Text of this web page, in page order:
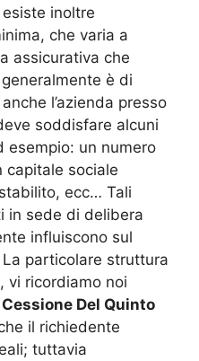
inoltre
che varia a
assicurativa che
è di
l’azienda presso
soddisfare alcuni
esempio: un numero
capitale sociale
ecc… Tali
in sede di delibera
influiscono sul
particolare struttura
vi ricordiamo noi
Del Quinto
il richiedente
tuttavia